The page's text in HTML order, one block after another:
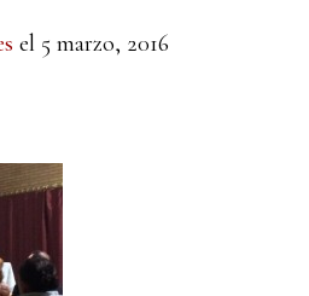
el 5 marzo, 2016